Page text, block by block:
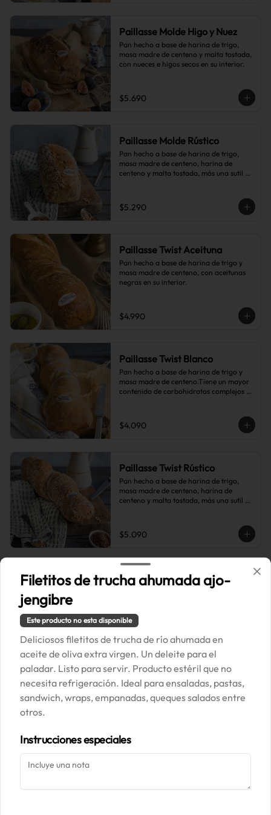
Paillasse Molde Higo y Nuez
Pan hecho a base de harina de trigo,
masa madre de centeno y malta tostada,
con nueces e higos secos en su interior.
$5.690
Paillasse Molde Rústico
Pan hecho a base de harina de trigo,
masa madre de centeno, harina de
centeno y malta tostada, más una sutil
tostado y frutos secos.
$5.290
Paillasse Twist Aceituna
Pan hecho a base de harina de trigo y
masa madre de centeno, con aceitunas
negras en su interior.
$4.990
Paillasse Twist Blanco
Pan hecho a base de harina de trigo y
masa madre de centeno.Tiene un mayor
contenido de carbohidratos complejos
$4.090
Paillasse Twist Rústico
Pan hecho a base de harina de trigo,
masa madre de centeno, harina de
centeno y malta tostada, más una sutil
tostado y frutos secos.
$5.090
Conócenos
Correo: contacto@painpaillasse.cl
Términos y condiciones
Política de privacidad
Redes sociales
Instagram
Mi cuenta
Iniciar sesión
Filetitos de trucha ahumada ajo-
jengibre
Este producto no esta disponible
Deliciosos filetitos de trucha de río ahumada en
aceite de oliva extra virgen. Un deleite para el
paladar. Listo para servir. Producto estéril que no
necesita refrigeración. Ideal para ensaladas, pastas,
sandwich, wraps, empanadas, queques salados entre
otros.
Instrucciones especiales